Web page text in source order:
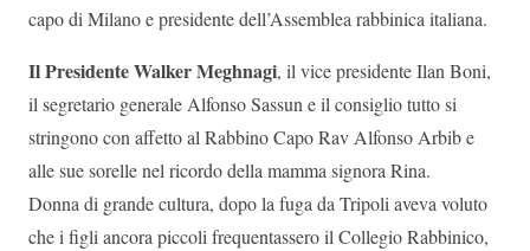
capo di Milano e presidente dell’Assemblea rabbinica italiana.
Il Presidente Walker Meghnagi, il vice presidente Ilan Boni,
il segretario generale Alfonso Sassun e il consiglio tutto si
stringono con affetto al Rabbino Capo Rav Alfonso Arbib e
alle sue sorelle nel ricordo della mamma signora Rina.
Donna di grande cultura, dopo la fuga da Tripoli aveva voluto
che i figli ancora piccoli frequentassero il Collegio Rabbinico,